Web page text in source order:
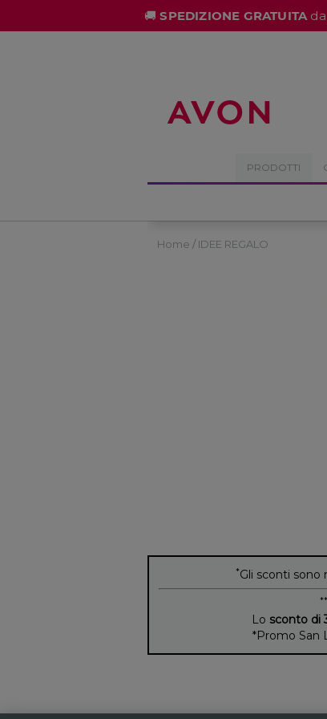
🚚 SPEDIZIONE GRATUITAda
PRODOTTI
Home IDEE REGALO
*Gli sconti sono
**
Lo sconto di
*Promo San